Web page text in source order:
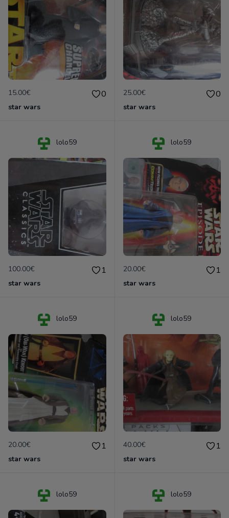
15.00€ 0
star wars
25.00€ 0
star wars
lolo59
100.00€ 1
star wars
lolo59
20.00€ 1
star wars
lolo59
20.00€ 1
star wars
lolo59
40.00€ 1
star wars
lolo59 lolo59